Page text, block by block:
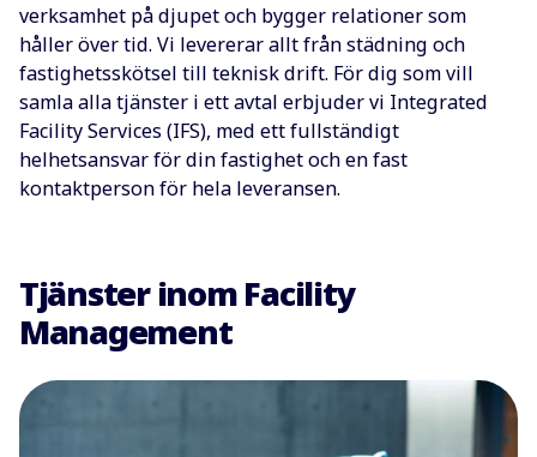
verksamhet på djupet och bygger relationer som
håller över tid. Vi levererar allt från städning och
fastighetsskötsel till teknisk drift. För dig som vill
samla alla tjänster i ett avtal erbjuder vi Integrated
Facility Services (IFS), med ett fullständigt
helhetsansvar för din fastighet och en fast
kontaktperson för hela leveransen.
Tjänster inom Facility
Management